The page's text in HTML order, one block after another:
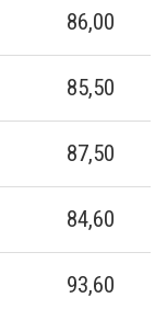
86,00
85,50
87,50
84,60
93,60